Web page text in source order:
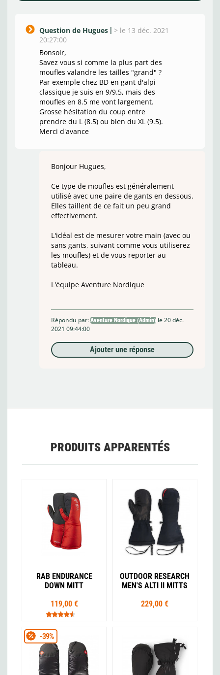
Question de Hugues > le 13 déc. 2021
20:27:00
Bonsoir,
Savez vous si comme la plus part des
moufles valandre les tailles "grand" ?
Par exemple chez BD en gant d'alpi
classique je suis en 9/9.5, mais des
moufles en 8.5 me vont largement.
Grosse hésitation du coup entre
prendre du L (8.5) ou bien du XL (9.5).
Merci d'avance
Bonjour Hugues,
Ce type de moufles est généralement
utilisé avec une paire de gants en dessous.
Elles taillent de ce fait un peu grand
effectivement.
L'idéal est de mesurer votre main (avec ou
sans gants, suivant comme vous utiliserez
les moufles) et de vous reporter au
tableau.
L'équipe Aventure Nordique
Répondu par: Aventure Nordique (Admin) le 20 déc.
2021 09:44:00
Ajouter une réponse
PRODUITS APPARENTÉS
RAB ENDURANCE
DOWN MITT
119,00 €
OUTDOOR RESEARCH
MEN'S ALTI II MITTS
229,00 €
-39%